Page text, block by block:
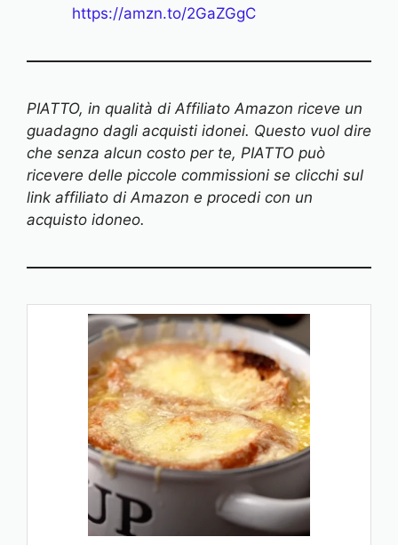
https://amzn.to/2GaZGgC
PIATTO, in qualità di Affiliato Amazon riceve un
guadagno dagli acquisti idonei. Questo vuol dire
che senza alcun costo per te, PIATTO può
ricevere delle piccole commissioni se clicchi sul
link affiliato di Amazon e procedi con un
acquisto idoneo.